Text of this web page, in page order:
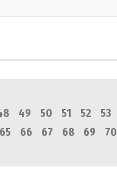
49 50 51 52
53
65 66 67 68 69
70